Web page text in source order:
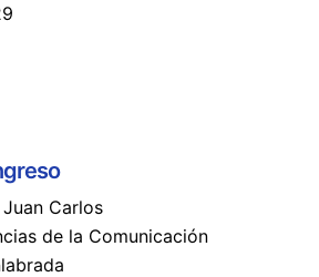
Carlos
de la Comunicación